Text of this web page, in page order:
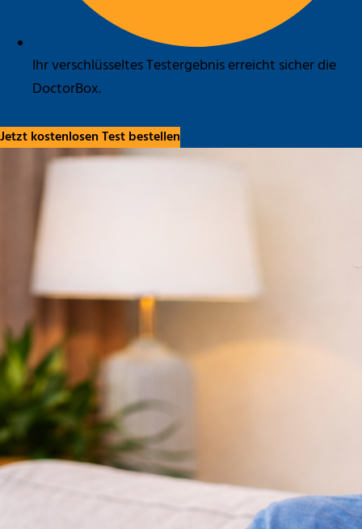
Ihr verschlüsseltes Testergebnis erreicht sicher die
DoctorBox.
Jetzt kostenlosen Test bestellen